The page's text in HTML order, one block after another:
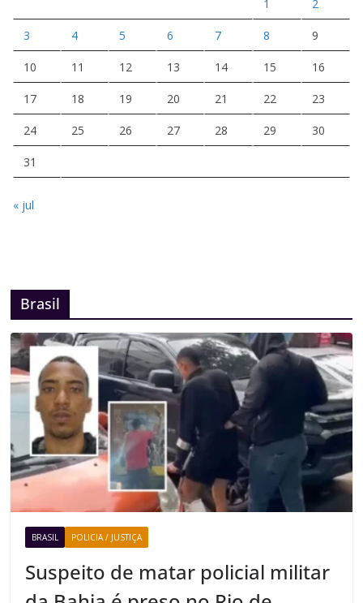
1 2
3 4 5 6 7 8 9
10 11 12 13 14 15 16
17 18 19 20 21 22 23
24 25 26 27 28 29 30
31
« jul
Brasil
BRASIL POLICIA / JUSTIÇA
Suspeito de matar policial militar